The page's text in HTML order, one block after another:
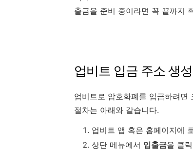
출금을 준비 중이라면 꼭 끝까지
업비트 입금 주소 생
업비트로 암호화폐를 입금하려면
절차는 아래와 같습니다.
업비트 앱 혹은 홈페이지에
상단 메뉴에서 입출금을 클